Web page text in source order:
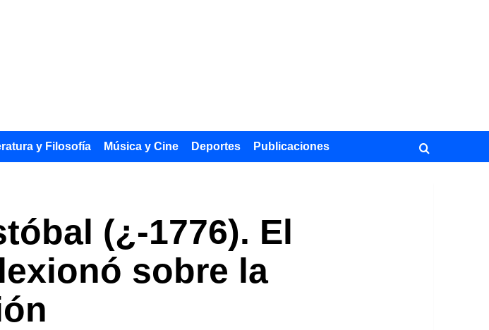
y Filosofía Música y Cine Deportes Publicaciones
(¿-1776). El
sobre la